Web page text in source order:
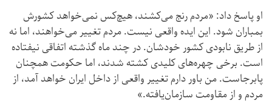
او پاسخ داد: «مردم رنج می‌کشند، هیچ‌کس نمی‌خواهد کشورش
بمباران شود. این ایده واقعی نیست. مردم تغییر می‌خواهند، اما نه
از طریق نابودی کشور خودشان. در چند ماه گذشته اتفاقی نیفتاده
است. برخی چهره‌های کلیدی کشته شدند، اما حکومت همچنان
پابرجاست. من باور دارم تغییر واقعی از داخل ایران خواهد آمد، از
مردم و از مقاومت سازمان‌یافته.»